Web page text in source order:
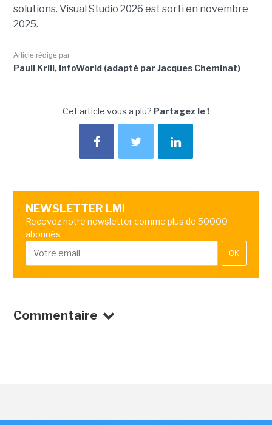
solutions. Visual Studio 2026 est sorti en novembre
2025.
Article rédigé par
Paull Krill, InfoWorld (adapté par Jacques Cheminat)
Cet article vous a plu? Partagez le !
NEWSLETTER LMI
Recevez notre newsletter comme plus de 50000
abonnés
OK
Commentaire